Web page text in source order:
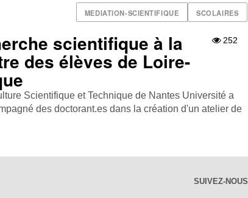
MEDIATION-SCIENTIFIQUE SCOLAIRES
252
scientifique à la
des élèves de Loire-
Scientifique et Technique de Nantes Université a
des doctorant.es dans la création d'un atelier de
SUIVEZ-NOUS